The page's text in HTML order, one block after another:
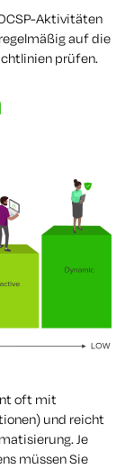
Aktivitäten
auf die
prüfen.
oft mit
und reicht
Je
müssen Sie